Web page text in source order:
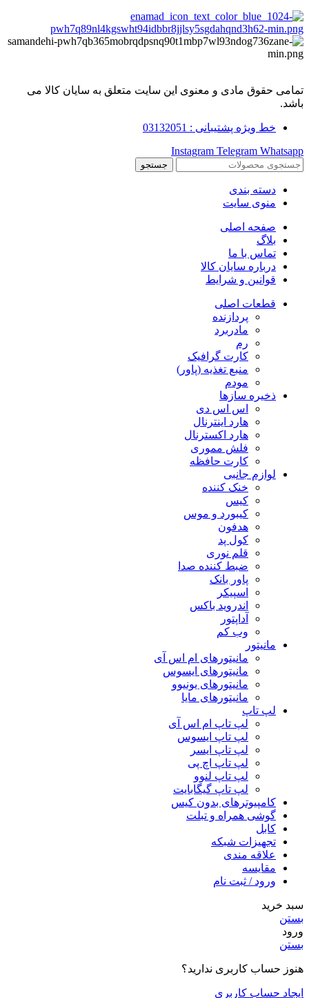
تمامی حقوق مادی و معنوی این سایت متعلق به سایان کالا می
باشد.
خط ویژه پشتیبانی : 03132051
Instagram Telegram Whatsapp
جستجو
دسته بندی
منوی سایت
صفحه اصلی
بلاگ
تماس با ما
درباره سایان کالا
قوانین و شرایط
قطعات اصلی
پردازنده
مادربرد
رم
کارت گرافیک
منبع تغذیه (پاور)
مودم
ذخیره سازها
اس اس دی
هارد اینترنال
هارد اکسترنال
فلش مموری
کارت حافظه
لوازم جانبی
خنک کننده
کیس
کیبورد و موس
هدفون
کول پد
قلم نوری
ضبط کننده صدا
پاور بانک
اسپیکر
اندروید باکس
آداپتور
وب کم
مانیتور
مانیتورهای ام اس آی
مانیتورهای ایسوس
مانیتورهای یونیوو
مانیتورهای مایا
لپ تاپ
لپ تاپ ام اس آی
لپ تاپ ایسوس
لپ تاپ ایسر
لپ تاپ اچ پی
لپ تاپ لنوو
لپ تاپ گیگابایت
کامپیوترهای بدون کیس
گوشی همراه و تبلت
کابل
تجهیزات شبکه
علاقه مندی
مقایسه
ورود / ثبت نام
سبد خرید
بستن
ورود
بستن
هنوز حساب کاربری ندارید؟
ایجاد حساب کاربری